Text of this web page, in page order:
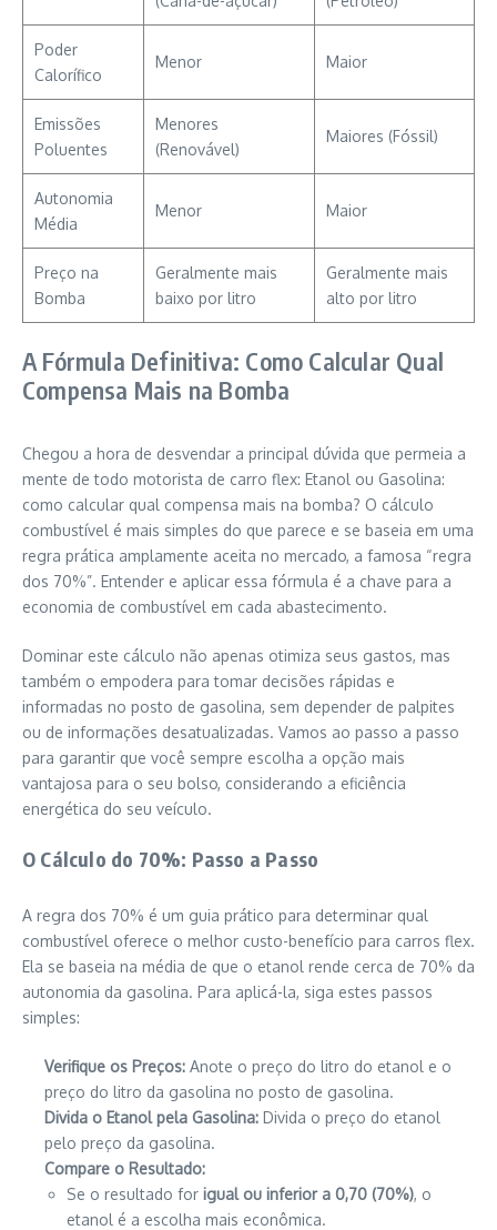
Poder
Calorífico
Menor Maior
Emissões
Poluentes
Menores
(Renovável)
Maiores (Fóssil)
Autonomia
Média
Menor Maior
Preço na
Bomba
Geralmente mais
baixo por litro
Geralmente mais
alto por litro
A Fórmula Definitiva: Como Calcular Qual
Compensa Mais na Bomba
Chegou a hora de desvendar a principal dúvida que permeia a
mente de todo motorista de carro flex: Etanol ou Gasolina:
como calcular qual compensa mais na bomba? O cálculo
combustível é mais simples do que parece e se baseia em uma
regra prática amplamente aceita no mercado, a famosa “regra
dos 70%”. Entender e aplicar essa fórmula é a chave para a
economia de combustível em cada abastecimento.
Dominar este cálculo não apenas otimiza seus gastos, mas
também o empodera para tomar decisões rápidas e
informadas no posto de gasolina, sem depender de palpites
ou de informações desatualizadas. Vamos ao passo a passo
para garantir que você sempre escolha a opção mais
vantajosa para o seu bolso, considerando a eficiência
energética do seu veículo.
O Cálculo do 70%: Passo a Passo
A regra dos 70% é um guia prático para determinar qual
combustível oferece o melhor custo-benefício para carros flex.
Ela se baseia na média de que o etanol rende cerca de 70% da
autonomia da gasolina. Para aplicá-la, siga estes passos
simples:
Verifique os Preços: Anote o preço do litro do etanol e o
preço do litro da gasolina no posto de gasolina.
Divida o Etanol pela Gasolina: Divida o preço do etanol
pelo preço da gasolina.
Compare o Resultado:
Se o resultado for igual ou inferior a 0,70 (70%), o
etanol é a escolha mais econômica.